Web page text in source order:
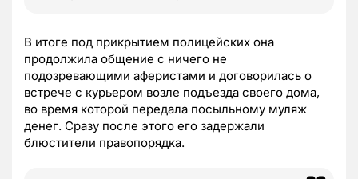
В итоге под прикрытием полицейских она
продолжила общение с ничего не
подозревающими аферистами и договорилась о
встрече с курьером возле подъезда своего дома,
во время которой передала посыльному муляж
денег. Сразу после этого его задержали
блюстители правопорядка.